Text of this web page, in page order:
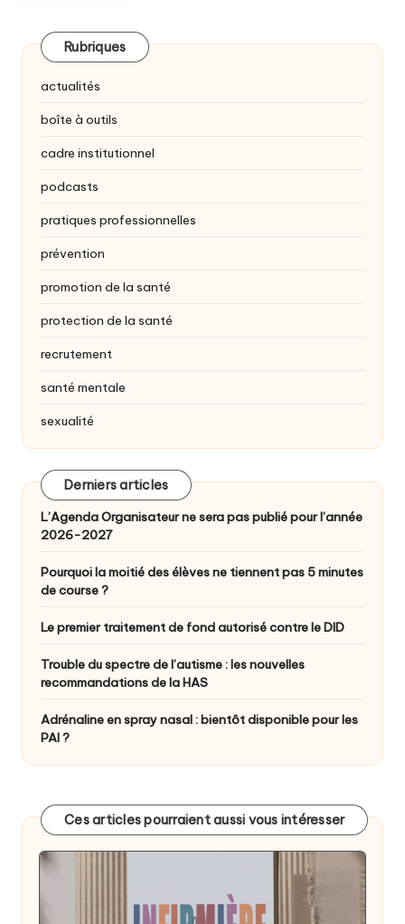
Rubriques
actualités
boîte à outils
cadre institutionnel
podcasts
pratiques professionnelles
prévention
promotion de la santé
protection de la santé
recrutement
santé mentale
sexualité
Derniers articles
L’Agenda Organisateur ne sera pas publié pour l’année
2026-2027
Pourquoi la moitié des élèves ne tiennent pas 5 minutes
de course ?
Le premier traitement de fond autorisé contre le DID
Trouble du spectre de l’autisme : les nouvelles
recommandations de la HAS
Adrénaline en spray nasal : bientôt disponible pour les
PAI ?
Ces articles pourraient aussi vous intéresser